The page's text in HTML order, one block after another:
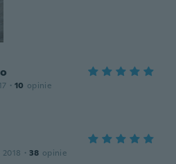
· 10 opinie
· 38 opinie